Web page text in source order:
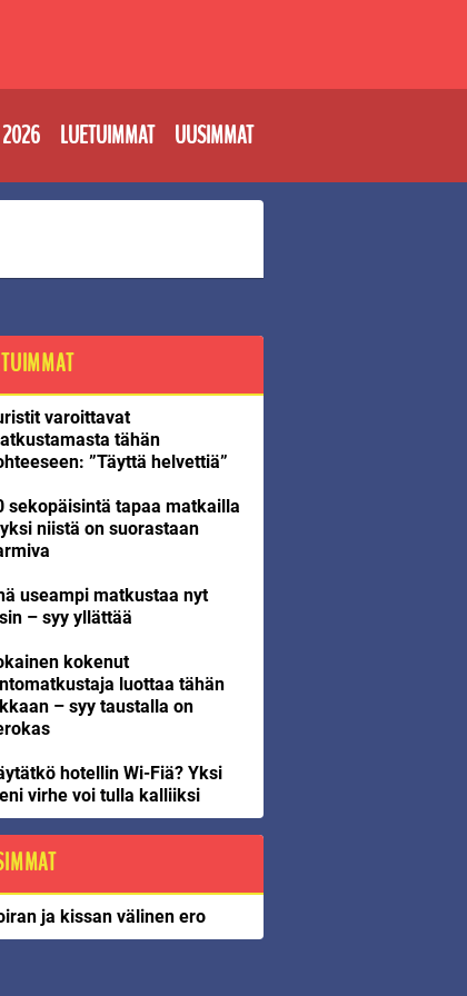
2026 LUETUIMMAT UUSIMMAT
varoittavat
tähän
”Täyttä helvettiä”
sekopäisintä tapaa matkailla
niistä on suorastaan
useampi matkustaa nyt
– syy yllättää
kokenut
luottaa tähän
– syy taustalla on
hotellin Wi-Fiä? Yksi
virhe voi tulla kalliiksi
ja kissan välinen ero